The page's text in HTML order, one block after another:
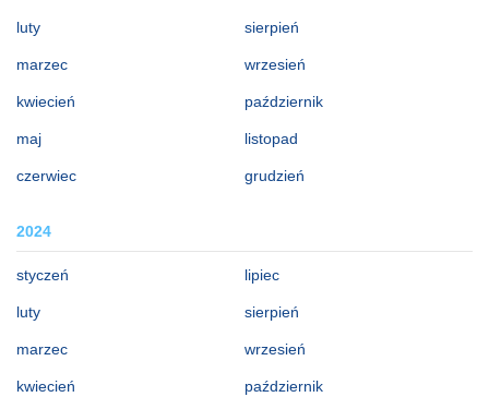
luty
marzec
kwiecień
maj
czerwiec
sierpień
wrzesień
październik
listopad
grudzień
2024
styczeń
luty
marzec
kwiecień
lipiec
sierpień
wrzesień
październik